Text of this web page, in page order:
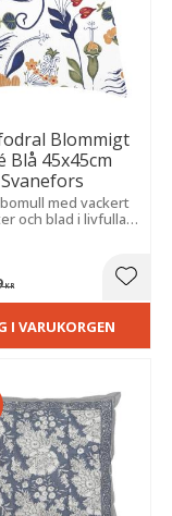
Blommigt
Blå 45x45cm
Svanefors
med vackert
och blad i livfulla
uttryck som
många stilar.
KR
I VARUKORGEN